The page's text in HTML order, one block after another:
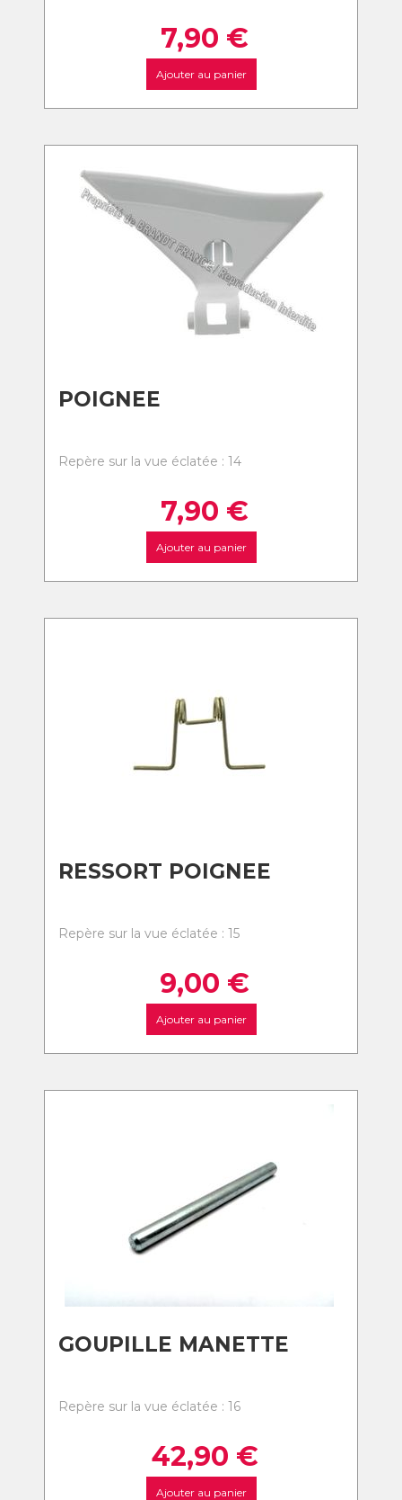
7,90 €
Ajouter au panier
POIGNEE
Repère sur la vue éclatée : 14
7,90 €
Ajouter au panier
RESSORT POIGNEE
Repère sur la vue éclatée : 15
9,00 €
Ajouter au panier
GOUPILLE MANETTE
Repère sur la vue éclatée : 16
42,90 €
Ajouter au panier